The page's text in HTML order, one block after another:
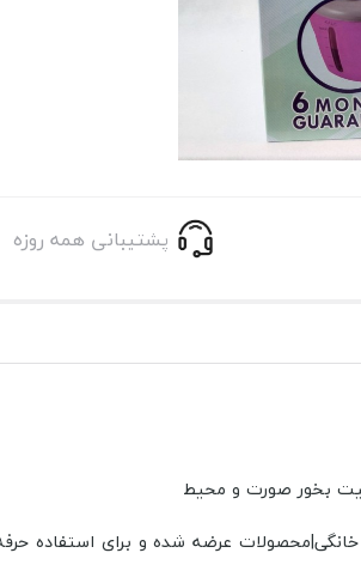
پشتیبانی همه روزه
عرضه شده و برای استفاده